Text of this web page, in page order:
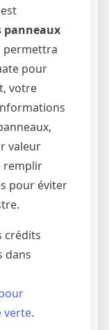
panneaux
permettra
pour
votre
valeur
remplir
pour éviter
crédits
dans
verte.